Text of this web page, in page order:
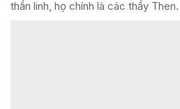
thần linh, họ chính là các thầy Then.